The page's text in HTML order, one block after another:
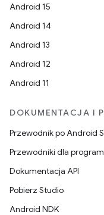
Android 15
Android 14
Android 13
Android 12
Android 11
DOKUMENTACJA I
Przewodnik po Android
Przewodniki dla
Dokumentacja API
Pobierz Studio
Android NDK